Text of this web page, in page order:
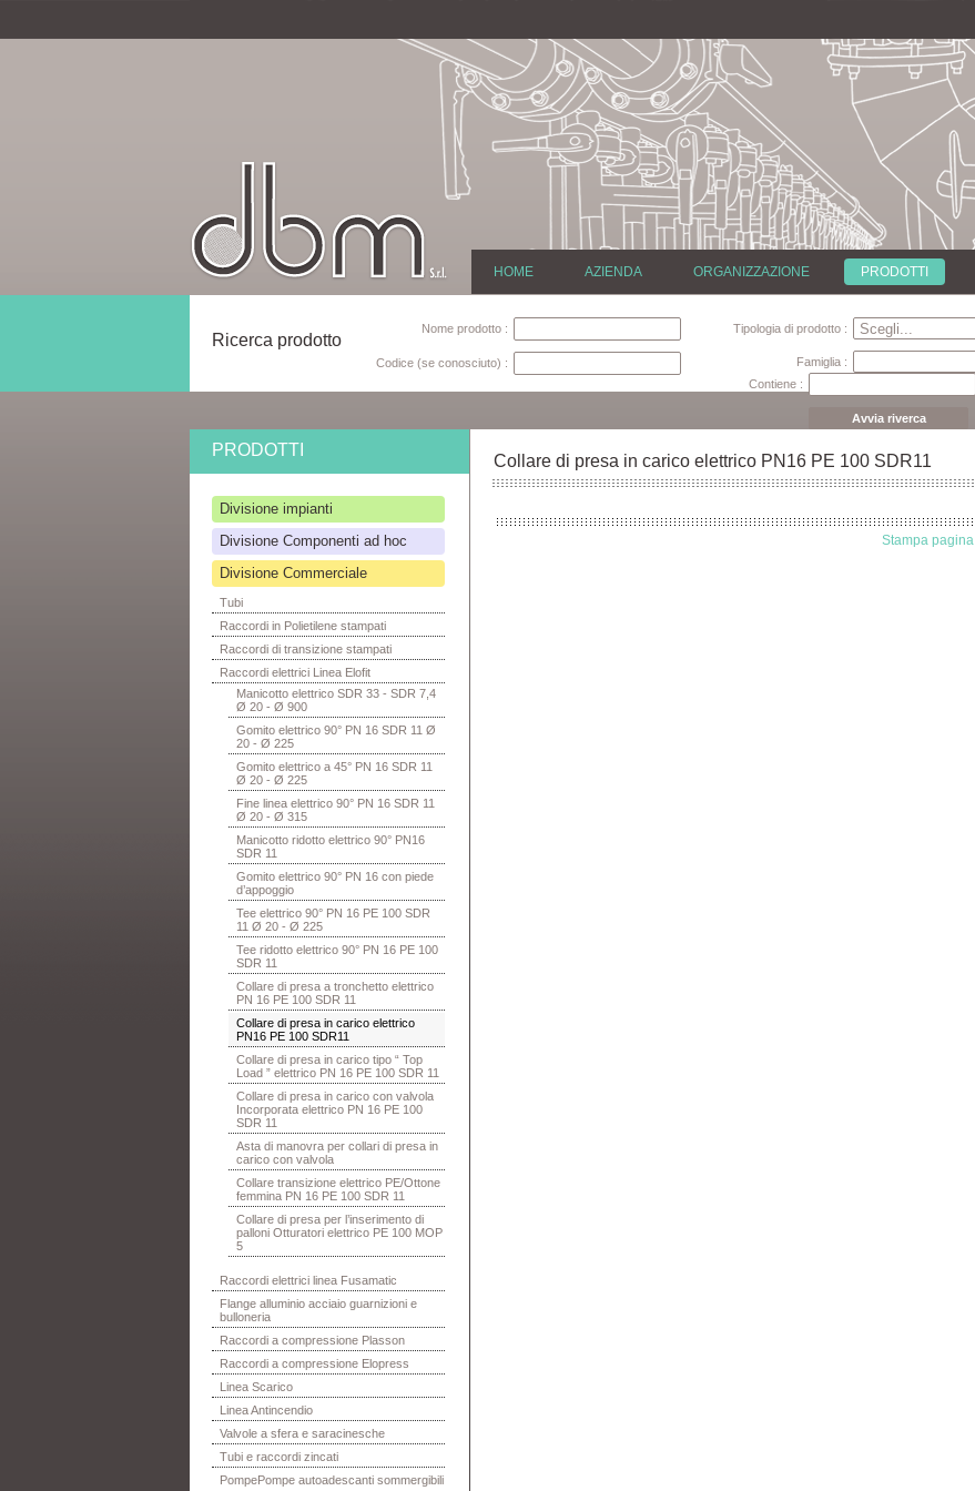
HOME AZIENDA ORGANIZZAZIONE PRODOTTI
Ricerca prodotto
Nome prodotto :
Codice (se conosciuto) :
Tipologia di prodotto :
Famiglia :
Contiene :
Avvia riverca
PRODOTTI
Divisione impianti
Divisione Componenti ad hoc
Divisione Commerciale
Tubi
Raccordi in Polietilene stampati
Raccordi di transizione stampati
Raccordi elettrici Linea Elofit
Manicotto elettrico SDR 33 - SDR 7,4
Ø 20 - Ø 900
Gomito elettrico 90° PN 16 SDR 11 Ø
20 - Ø 225
Gomito elettrico a 45° PN 16 SDR 11
Ø 20 - Ø 225
Fine linea elettrico 90° PN 16 SDR 11
Ø 20 - Ø 315
Manicotto ridotto elettrico 90° PN16
SDR 11
Gomito elettrico 90° PN 16 con piede
d’appoggio
Tee elettrico 90° PN 16 PE 100 SDR
11 Ø 20 - Ø 225
Tee ridotto elettrico 90° PN 16 PE 100
SDR 11
Collare di presa a tronchetto elettrico
PN 16 PE 100 SDR 11
Collare di presa in carico elettrico
PN16 PE 100 SDR11
Collare di presa in carico tipo “ Top
Load ” elettrico PN 16 PE 100 SDR 11
Collare di presa in carico con valvola
Incorporata elettrico PN 16 PE 100
SDR 11
Asta di manovra per collari di presa in
carico con valvola
Collare transizione elettrico PE/Ottone
femmina PN 16 PE 100 SDR 11
Collare di presa per l’inserimento di
palloni Otturatori elettrico PE 100 MOP
5
Raccordi elettrici linea Fusamatic
Flange alluminio acciaio guarnizioni e
bulloneria
Raccordi a compressione Plasson
Raccordi a compressione Elopress
Linea Scarico
Linea Antincendio
Valvole a sfera e saracinesche
Tubi e raccordi zincati
PompePompe autoadescanti sommergibili
Collare di presa in carico elettrico PN16 PE 100 SDR11
Stampa pagina